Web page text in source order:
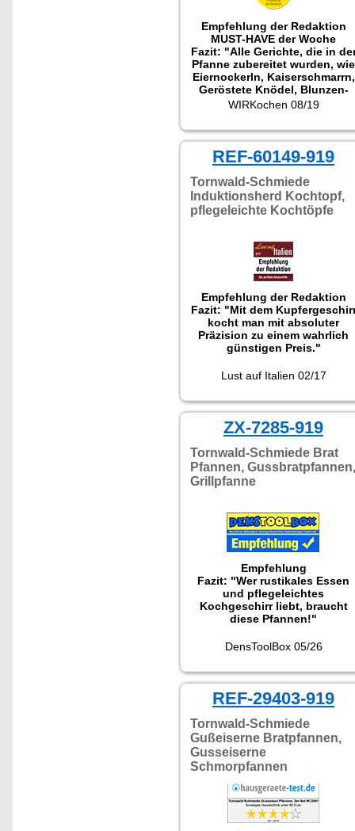
Empfehlung der Redaktion
MUST-HAVE der Woche
Fazit: "Alle Gerichte, die in
Pfanne zubereitet wurden, wie
Eiernockerln, Kaiserschmarrn,
Geröstete Knödel, Blunzen-
und Eierschwammerl-Gröstl,
oder einfach nur
Bratkartoffeln gelangen
perfekt, da die
Wärmeverteilung der Pfanne
wirklich ideal ist. Die Gerichte
sind im Handumdrehen
gemacht. Variieren Sie
Zutaten, die gerade zuhause
und zaubern Sie mit der
Pfannen neue, individuelle
Gerichte!"
WIRKochen 08/19
REF-60149-919
Tornwald-Schmiede
Induktionsherd Kochtopf,
pflegeleichte Kochtöpfe
Empfehlung der Redaktion
Fazit: "Mit dem
kocht man mit absoluter
Präzision zu einem wahrlich
günstigen Preis."
Lust auf Italien 02/17
ZX-7285-919
Tornwald-Schmiede Brat
Pfannen, Gussbratpfannen,
Grillpfanne
Empfehlung
Fazit: "Wer rustikales Essen
und pflegeleichtes
Kochgeschirr liebt, braucht
diese Pfannen!"
DensToolBox 05/26
REF-29403-919
Tornwald-Schmiede
Gußeiserne Bratpfannen,
Gusseiserne
Schmorpfannen